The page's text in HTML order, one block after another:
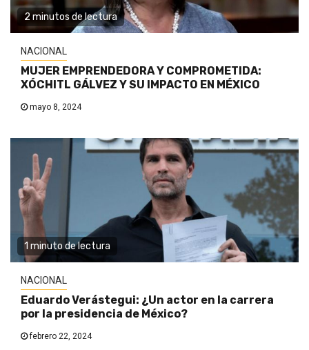
2 minutos de lectura
NACIONAL
MUJER EMPRENDEDORA Y COMPROMETIDA:
XÓCHITL GÁLVEZ Y SU IMPACTO EN MÉXICO
mayo 8, 2024
1 minuto de lectura
NACIONAL
Eduardo Verástegui: ¿Un actor en la carrera
por la presidencia de México?
febrero 22, 2024